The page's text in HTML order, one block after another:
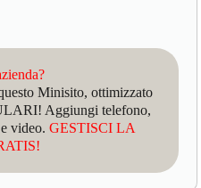
Minisito, ottimizzato
Aggiungi telefono,
e video.GESTISCI LA